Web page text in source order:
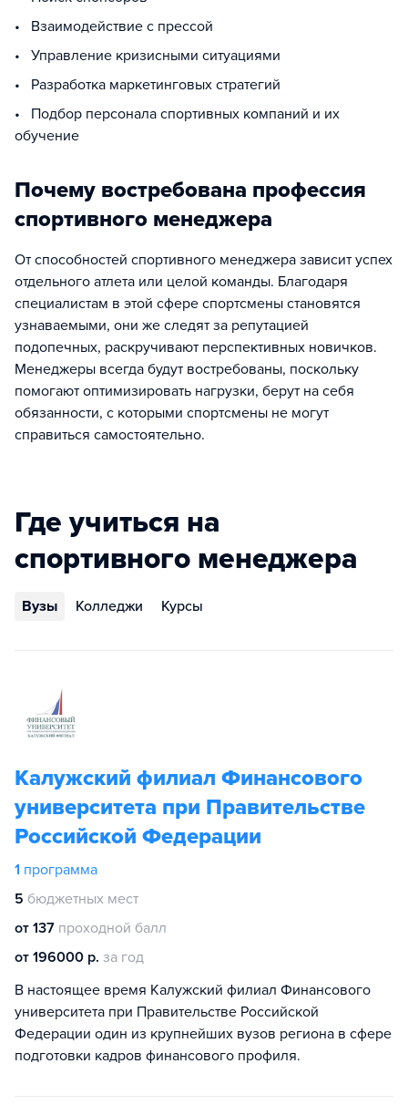
• Взаимодействие с прессой
• Управление кризисными ситуациями
• Разработка маркетинговых стратегий
• Подбор персонала спортивных компаний и их
обучение
Почему востребована профессия
спортивного менеджера
От способностей спортивного менеджера зависит успех
отдельного атлета или целой команды. Благодаря
специалистам в этой сфере спортсмены становятся
узнаваемыми, они же следят за репутацией
подопечных, раскручивают перспективных новичков.
Менеджеры всегда будут востребованы, поскольку
помогают оптимизировать нагрузки, берут на себя
обязанности, с которыми спортсмены не могут
справиться самостоятельно.
Где учиться на
спортивного менеджера
Вузы Колледжи Курсы
Калужский филиал Финансового
университета при Правительстве
Российской Федерации
1 программа
5 бюджетных мест
от 137 проходной балл
от 196000 р. за год
В настоящее время Калужский филиал Финансового
университета при Правительстве Российской
Федерации один из крупнейших вузов региона в сфере
подготовки кадров финансового профиля.